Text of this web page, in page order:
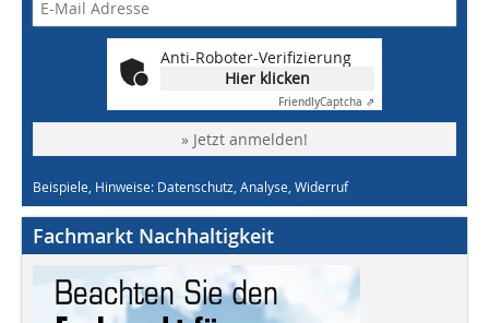
Anti-Roboter-Verifizierung
Hier klicken
FriendlyCaptcha ⇗
» Jetzt anmelden!
Beispiele, Hinweise: Datenschutz, Analyse, Widerruf
Fachmarkt Nachhaltigkeit